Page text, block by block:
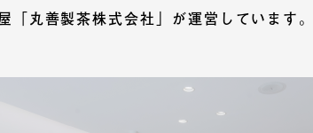
「丸善製茶株式会社」が運営しています。